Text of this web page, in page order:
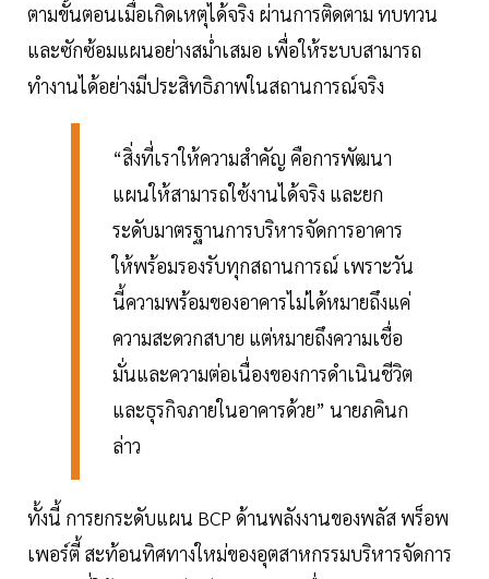
ตามขั้นตอนเมื่อเกิดเหตุได้จริง ผ่านการติดตาม ทบทวน
และซักซ้อมแผนอย่างสม่ำเสมอ เพื่อให้ระบบสามารถ
ทำงานได้อย่างมีประสิทธิภาพในสถานการณ์จริง
“สิ่งที่เราให้ความสำคัญ คือการพัฒนา
แผนให้สามารถใช้งานได้จริง และยก
ระดับมาตรฐานการบริหารจัดการอาคาร
ให้พร้อมรองรับทุกสถานการณ์ เพราะวัน
นี้ความพร้อมของอาคารไม่ได้หมายถึงแค่
ความสะดวกสบาย แต่หมายถึงความเชื่อ
มั่นและความต่อเนื่องของการดำเนินชีวิต
และธุรกิจภายในอาคารด้วย” นายภคินก
ล่าว
ทั้งนี้ การยกระดับแผน BCP ด้านพลังงานของพลัส พร็อพ
เพอร์ตี้ สะท้อนทิศทางใหม่ของอุตสาหกรรมบริหารจัดการ